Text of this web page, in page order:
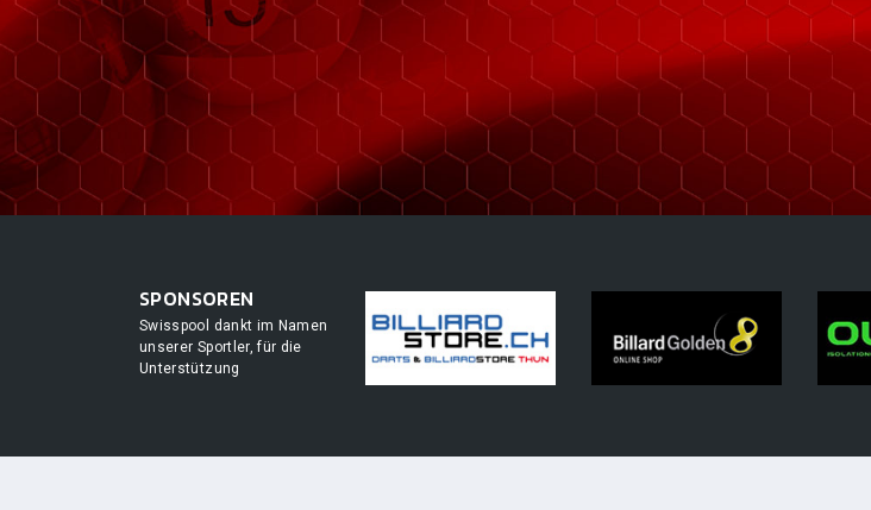
SPONSOREN
Swisspool dankt im Namen
unserer Sportler, für die
Unterstützung